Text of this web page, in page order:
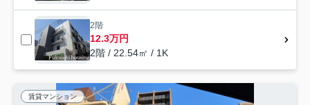
2階
12.3万円
2階 / 22.54㎡ / 1K
賃貸マンション